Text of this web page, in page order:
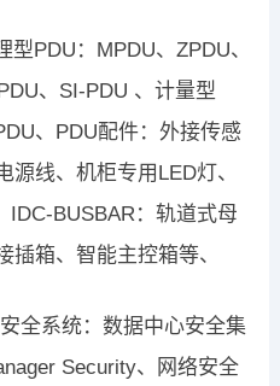
PDU：MPDU、ZPDU、
、SI-PDU 、计量型
、PDU配件：外接传感
线、机柜专用LED灯、
IDC-BUSBAR：轨道式母
插箱、智能主控箱等、
全系统：数据中心安全集
Security、网络安全